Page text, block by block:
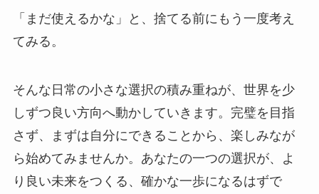
「まだ使えるかな」と、捨てる前にもう一度考え
てみる。
そんな日常の小さな選択の積み重ねが、世界を少
しずつ良い方向へ動かしていきます。完璧を目指
さず、まずは自分にできることから、楽しみなが
ら始めてみませんか。あなたの一つの選択が、よ
り良い未来をつくる、確かな一歩になるはずで